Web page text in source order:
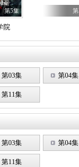
院
第5集
第03集 第04集
第11集
第03集 第04集
第11集